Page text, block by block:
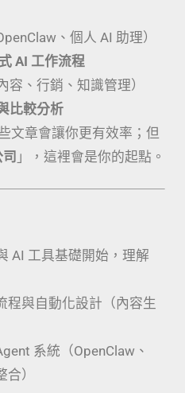
、個人 AI 助理）
AI 工作流程
內容、行銷、知識管理）
比較分析
文章會讓你更有效率；但
」，這裡會是你的起點。
AI 工具基礎開始，理解
程與自動化設計（內容生
系統（OpenClaw、
）